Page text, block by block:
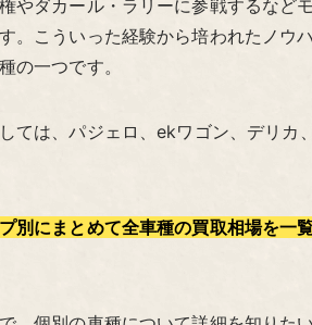
やダカール・ラリーに参戦するなど
。こういった経験から培われたノウ
の一つです。
ては、パジェロ、ekワゴン、デリカ
別にまとめて全車種の買取相場を一